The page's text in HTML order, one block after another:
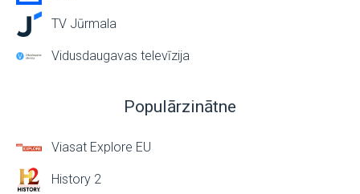
TV Jūrmala
Vidusdaugavas televīzija
Populārzinātne
Viasat Explore EU
History 2